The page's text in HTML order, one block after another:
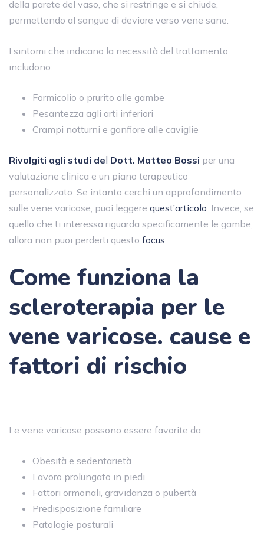
della parete del vaso, che si restringe e si chiude,
permettendo al sangue di deviare verso vene sane.
I sintomi che indicano la necessità del trattamento
includono:
Formicolio o prurito alle gambe
Pesantezza agli arti inferiori
Crampi notturni e gonfiore alle caviglie
Rivolgiti agli studi del Dott. Matteo Bossi per una
valutazione clinica e un piano terapeutico
personalizzato. Se intanto cerchi un approfondimento
sulle vene varicose, puoi leggere quest’articolo . Invece, se
quello che ti interessa riguarda specificamente le gambe,
allora non puoi perderti questo focus
Come funziona la
scleroterapia per le
vene varicose. cause e
fattori di rischio
Le vene varicose possono essere favorite da:
Obesità e sedentarietà
Lavoro prolungato in piedi
Fattori ormonali, gravidanza o pubertà
Predisposizione familiare
Patologie posturali